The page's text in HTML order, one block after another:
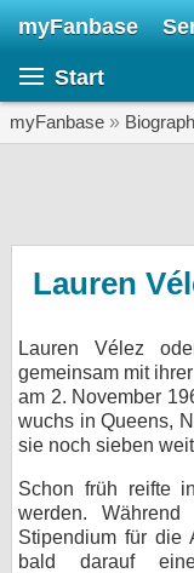
myFanbase
Start
myFanbase »
Lauren
Lauren Vélez
gemeinsam mit
am 2. November
wuchs in Queens,
sie noch sieben
Schon früh reifte
werden.
Stipendium für die
bald darauf